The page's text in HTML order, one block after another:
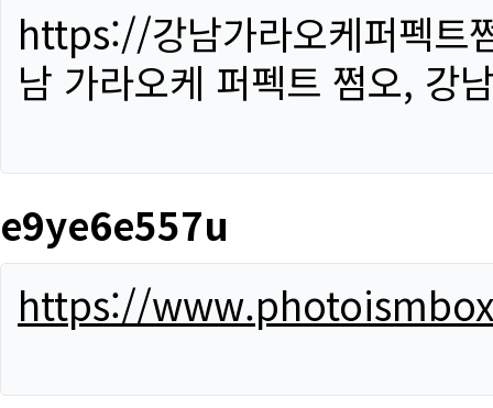
https://강남가라오케퍼펙트
남 가라오케 퍼펙트 쩜오, 강
e9ye6e557u
https://